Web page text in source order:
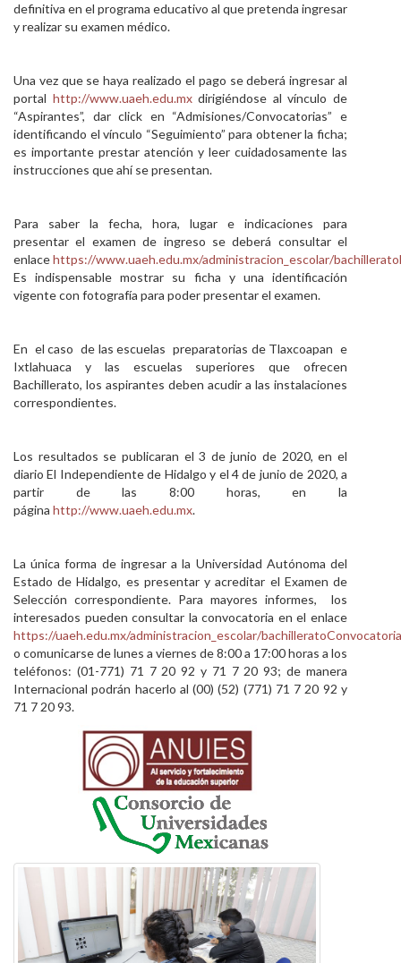
definitiva en el programa educativo al que pretenda ingresar
y realizar su examen médico.
Una vez que se haya realizado el pago se deberá ingresar al
portal http://www.uaeh.edu.mxdirigiéndose al vínculo de
“Aspirantes”, dar click en “Admisiones/Convocatorias” e
identificando el vínculo “Seguimiento” para obtener la ficha;
es importante prestar atención y leer cuidadosamente las
instrucciones que ahí se presentan.
Para saber la fecha, hora, lugar e indicaciones para
presentar el examen de ingreso se deberá consultar el
enlacehttps://www.uaeh.edu.mx/administracion_escolar/
Es indispensable mostrar su ficha y una identificación
vigente con fotografía para poder presentar el examen.
En el caso de las escuelas preparatorias de Tlaxcoapan e
Ixtlahuaca y las escuelas superiores que ofrecen
Bachillerato, los aspirantes deben acudir a las instalaciones
correspondientes.
Los resultados se publicaran el 3 de junio de 2020, en el
diario El Independiente de Hidalgo y el 4 de junio de 2020, a
partir de las 8:00 horas, en la
página http://www.uaeh.edu.mx.
La única forma de ingresar a la Universidad Autónoma del
Estado de Hidalgo, es presentar y acreditar el Examen de
Selección correspondiente. Para mayores informes, los
interesados pueden consultar la convocatoria en el enlace
https://uaeh.edu.mx/administracion_escolar/
o comunicarse de lunes a viernes de 8:00 a 17:00 horas a los
teléfonos: (01-771) 71 7 20 92 y 71 7 20 93; de manera
Internacional podrán hacerlo al (00) (52) (771) 71 7 20 92 y
71 7 20 93.